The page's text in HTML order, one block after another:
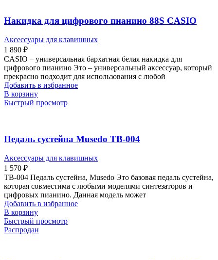
Накидка для цифрового пианино 88S CASIO
Аксессуары для клавишных
1 890 ₽
CASIO – универсальная бархатная белая накидка для
цифрового пианино Это – универсальный аксессуар, который
прекрасно подходит для использования с любой
Добавить в избранное
В корзину
Быстрый просмотр
Педаль сустейна Musedo TB-004
Аксессуары для клавишных
1 570 ₽
TB-004 Педаль сустейна, Musedo Это базовая педаль сустейна,
которая совместима с любыми моделями синтезаторов и
цифровых пианино. Данная модель может
Добавить в избранное
В корзину
Быстрый просмотр
Распродан